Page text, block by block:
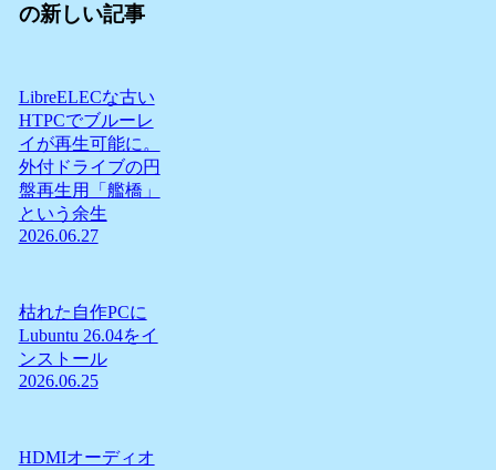
の新しい記事
LibreELECな古い
HTPCでブルーレ
イが再生可能に。
外付ドライブの円
盤再生用「艦橋」
という余生
2026.06.27
枯れた自作PCに
Lubuntu 26.04をイ
ンストール
2026.06.25
HDMIオーディオ